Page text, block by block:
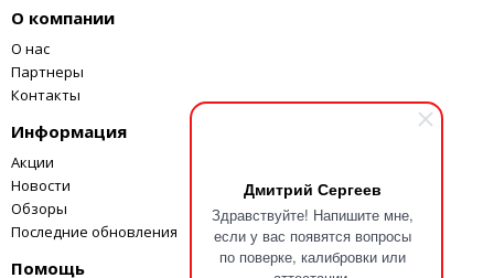
Дмитрий Сергеев
Здравствуйте! Напишите мне,
если у вас появятся вопросы
по поверке, калибровки или
О компании
О нас
Партнеры
Контакты
Информация
Акции
Новости
Обзоры
Последние обновления
Помощь